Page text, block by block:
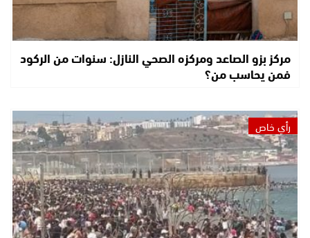
مركز بزو الصاعد ومركزه الصحي النازل: سنوات من الركود
فمن يحاسب من؟
رأي خاص